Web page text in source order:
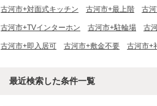
古河市+対面式キッチン 古河市+最上階 古
古河市+TVインターホン 古河市+駐輪場 古
古河市+即入居可 古河市+敷金不要 古河市+
最近検索した条件一覧